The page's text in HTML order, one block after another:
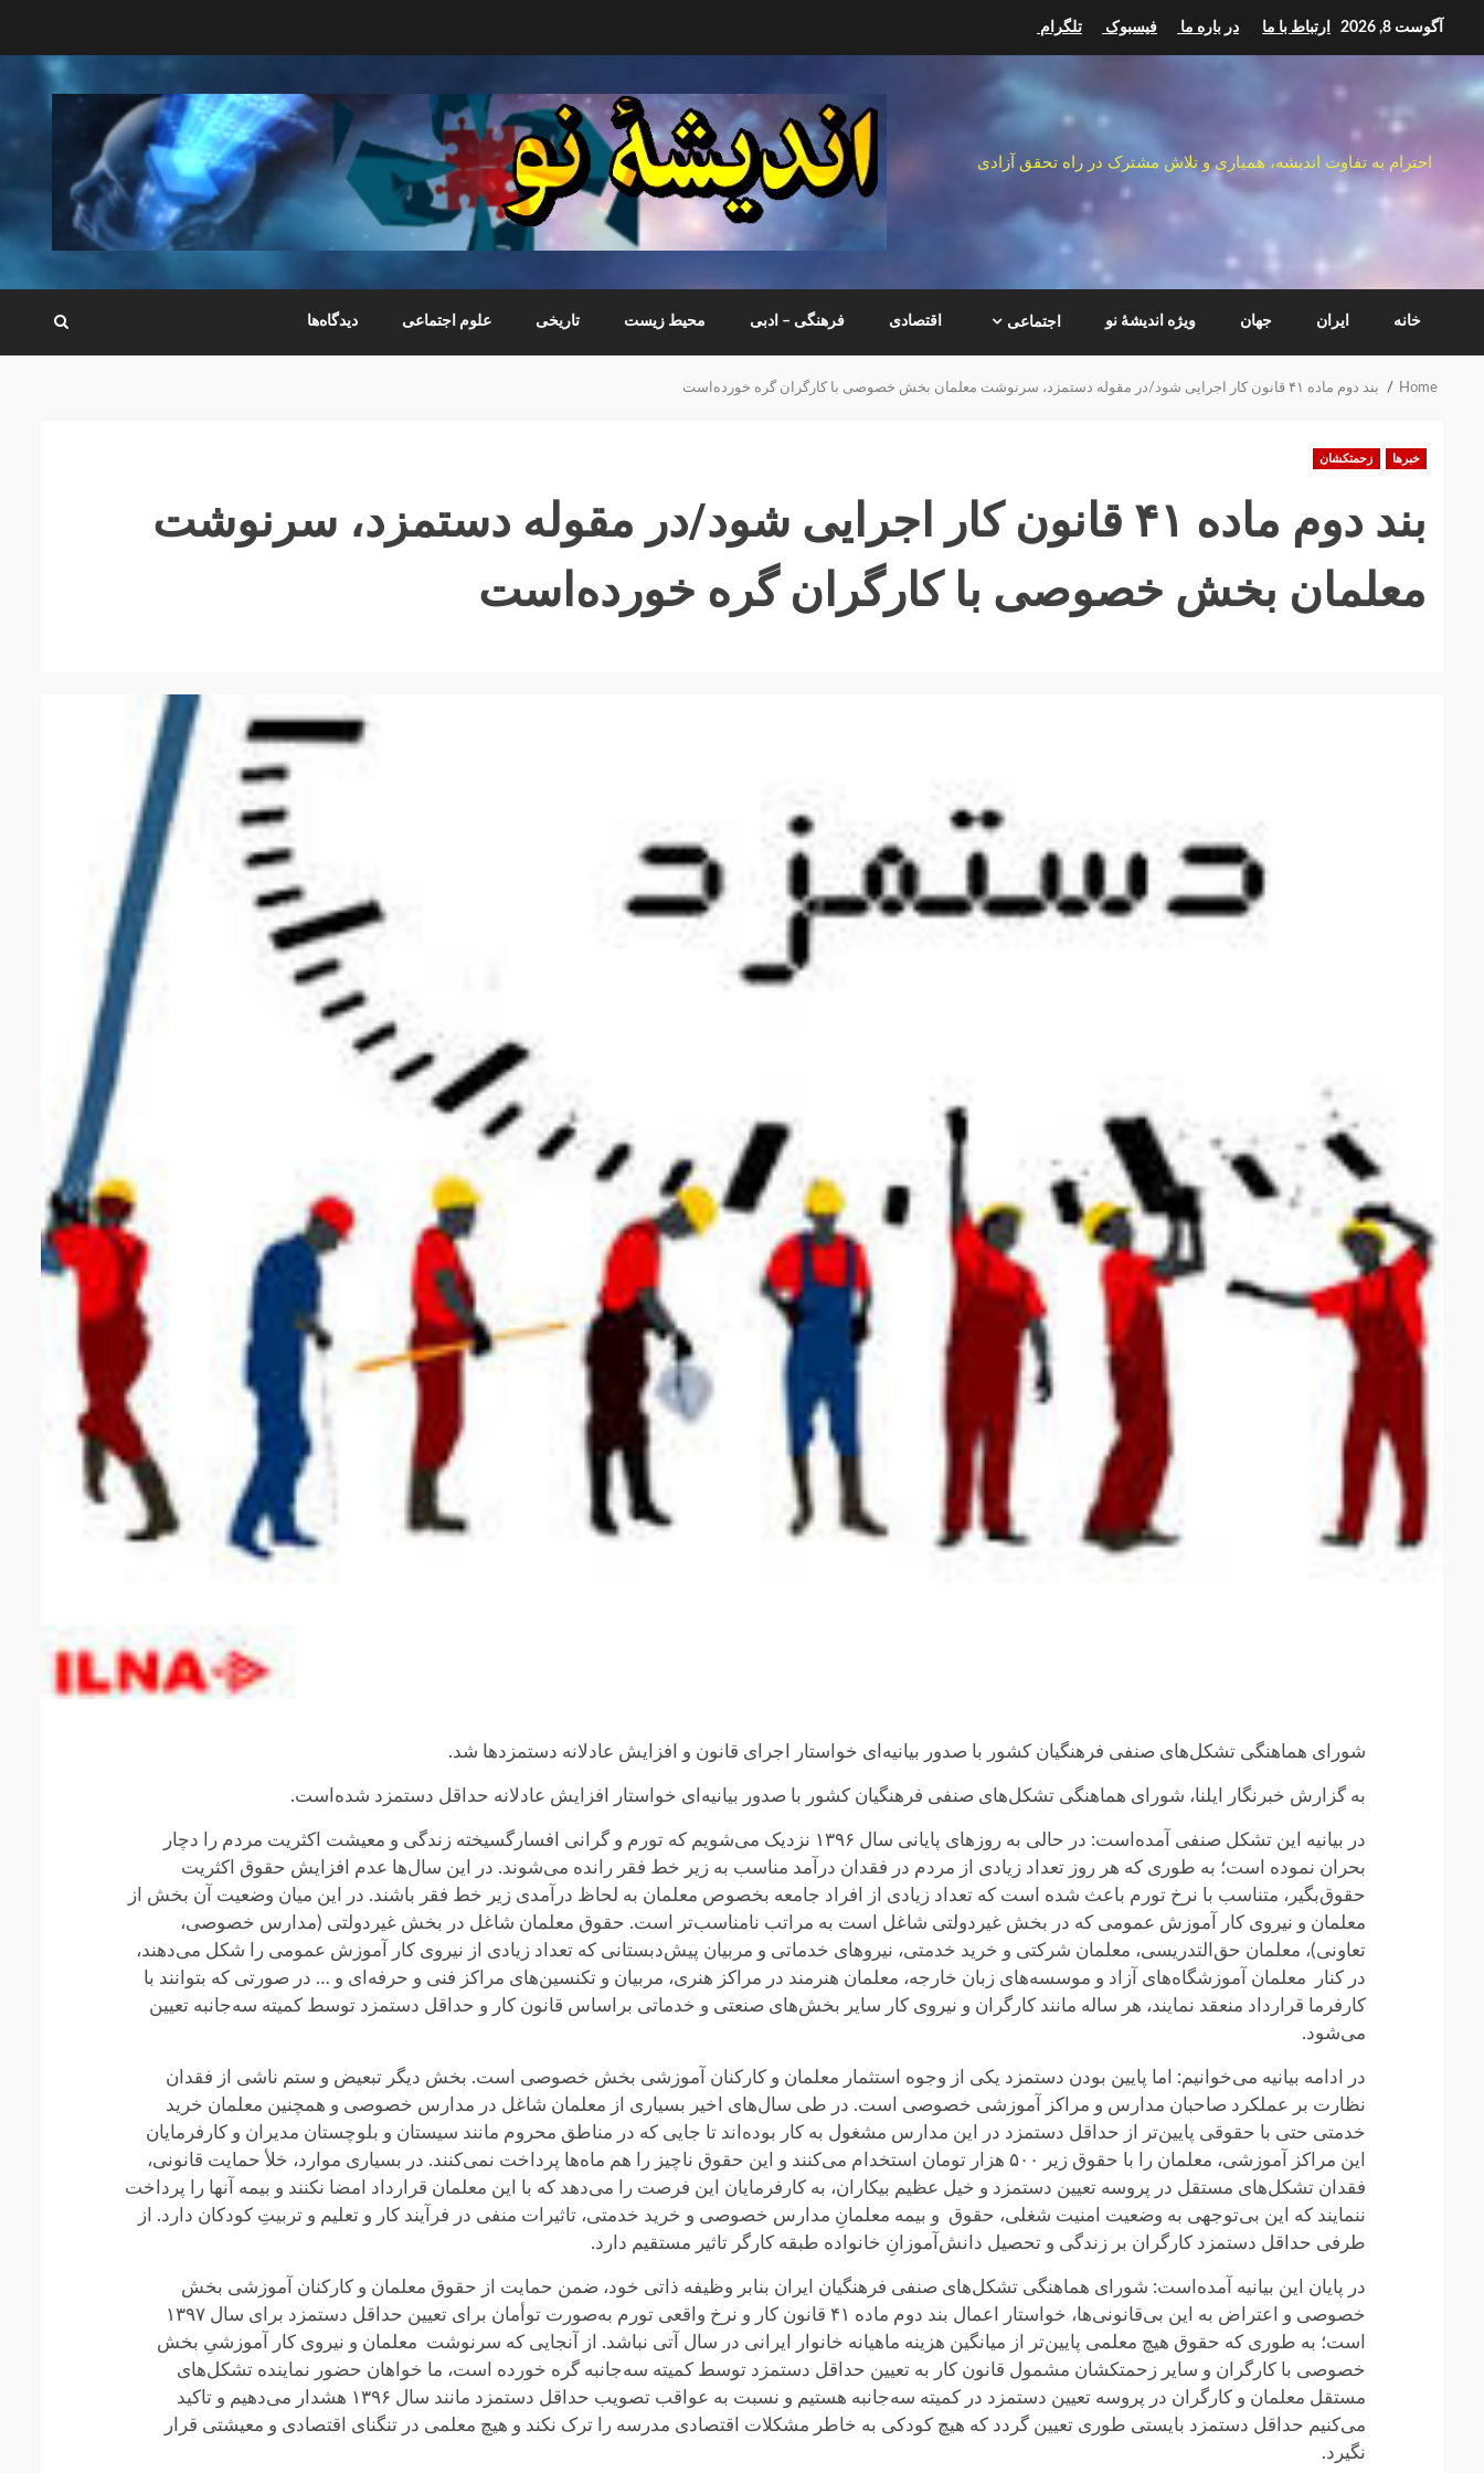
content
آگوست 8, 2026 ارتباط با ما در باره ما فیسبوک تلگرام
احترام به تفاوت اندیشه، همیاری و تلاش مشترک در راه تحقق آزادی
خانه ایران جهان ویژه اندیشهٔ نو اجتماعی اقتصادی فرهنگی – ادبی محیط زیست تاریخی علوم اجتماعی دیدگاه‌ها
Home بند دوم ماده ۴۱ قانون کار اجرایی شود/در مقوله دستمزد، سرنوشت معلمان بخش خصوصی با کارگران گره خورده‌است
خبرها زحمتکشان
بند دوم ماده ۴۱ قانون کار اجرایی شود/در مقوله دستمزد، سرنوشت
معلمان بخش خصوصی با کارگران گره خورده‌است
شورای هماهنگی تشکل‌های صنفی فرهنگیان کشور با صدور بیانیه‌ای خواستار اجرای قانون و افزایش عادلانه دستمزدها شد.
به گزارش خبرنگار ایلنا، شورای هماهنگی تشکل‌های صنفی فرهنگیان کشور با صدور بیانیه‌ای خواستار افزایش عادلانه حداقل دستمزد شده‌است.
در بیانیه این تشکل صنفی آمده‌است: در حالی به روزهای پایانی سال ۱۳۹۶ نزدیک می‌شویم که تورم و گرانی افسارگسیخته زندگی و معیشت اکثریت مردم را دچار
بحران نموده است؛ به طوری که هر روز تعداد زیادی از مردم در فقدان درآمد مناسب به زیر خط فقر رانده می‌شوند. در این سال‌ها عدم افزایش حقوق اکثریت
حقوق‌بگیر، متناسب با نرخ تورم باعث شده‌ است که تعداد زیادی از افراد جامعه بخصوص معلمان به لحاظ درآمدی زیر خط فقر باشند. در این میان وضعیت آن بخش از
معلمان و نیروی کار آموزش عمومی که در بخش غیردولتی شاغل است به مراتب نامناسب‌تر است. حقوق معلمان شاغل در بخش غیردولتی (مدارس خصوصی،
تعاونی)، معلمان حق‌التدریسی، معلمان شرکتی و خرید خدمتی، نیروهای خدماتی و مربیان پیش‌دبستانی که تعداد زیادی از نیروی کار آموزش عمومی را شکل می‌دهند،
در کنار معلمان آموزشگاه‌های آزاد و موسسه‌های زبان خارجه، معلمان هنرمند در مراکز هنری، مربیان و تکنسین‌های مراکز فنی و حرفه‌ای و … در صورتی که بتوانند با
کارفرما قرارداد منعقد نمایند، هر ساله مانند کارگران و نیروی کار سایر بخش‌های صنعتی و خدماتی براساس قانون کار و حداقل دستمزد توسط کمیته سه‌جانبه تعیین
می‌شود.
در ادامه بیانیه می‌خوانیم: اما پایین بودن دستمزد یکی از وجوه استثمار معلمان و کارکنان آموزشی بخش خصوصی است. بخش دیگر تبعیض و ستم ناشی از فقدان
نظارت بر عملکرد صاحبان مدارس و مراکز آموزشی خصوصی است. در طی سال‌های اخیر بسیاری از معلمان شاغل در مدارس خصوصی و همچنین معلمان خرید
خدمتی حتی با حقوقی پایین‌تر از حداقل دستمزد در این مدارس مشغول به کار بوده‌اند تا جایی که در مناطق محروم مانند سیستان و بلوچستان مدیران و کارفرمایان
این مراکز آموزشی، معلمان را با حقوق زیر ۵۰۰ هزار تومان استخدام می‌کنند و این حقوق ناچیز را هم ماه‌ها پرداخت نمی‌کنند. در بسیاری موارد، خلأ حمایت قانونی،
فقدان تشکل‌های مستقل در پروسه تعیین دستمزد و خیل عظیم بیکاران، به کارفرمایان این فرصت را می‌دهد که با این معلمان قرارداد امضا نکنند و بیمه آنها را پرداخت
ننمایند که این بی‌توجهی به وضعیت امنیت شغلی، حقوق و بیمه معلمانِ مدارس خصوصی و خرید خدمتی، تاثیرات منفی در فرآیند کار و تعلیم و تربیتِ کودکان دارد. از
طرفی حداقل دستمزد کارگران بر زندگی و تحصیل دانش‌آموزانِ خانواده طبقه کارگر تاثیر مستقیم دارد.
در پایان این بیانیه آمده‌است: شورای هماهنگی تشکل‌های صنفی فرهنگیان ایران بنابر وظیفه ذاتی خود، ضمن حمایت از حقوق معلمان و کارکنان آموزشی بخش
خصوصی و اعتراض به این بی‌قانونی‌ها، خواستار اعمال بند دوم ماده ۴۱ قانون کار و نرخ واقعی تورم به‌صورت توأمان برای تعیین حداقل دستمزد برای سال ۱۳۹۷
است؛ به طوری که حقوق هیچ معلمی پایین‌تر از میانگین هزینه ماهیانه خانوار ایرانی در سال آتی نباشد. از آنجایی که سرنوشت معلمان و نیروی کار آموزشیِ بخش
خصوصی با کارگران و سایر زحمتکشان مشمول قانون کار به تعیین حداقل دستمزد توسط کمیته سه‌جانبه گره خورده است، ما خواهان حضور نماینده تشکل‌های
مستقل معلمان و کارگران در پروسه تعیین دستمزد در کمیته سه‌جانبه هستیم و نسبت به عواقب تصویب حداقل دستمزد مانند سال ۱۳۹۶ هشدار می‌دهیم و تاکید
می‌کنیم حداقل دستمزد بایستی طوری تعیین گردد که هیچ کودکی به خاطر مشکلات اقتصادی مدرسه را ترک نکند و هیچ معلمی در تنگنای اقتصادی و معیشتی قرار
نگیرد.